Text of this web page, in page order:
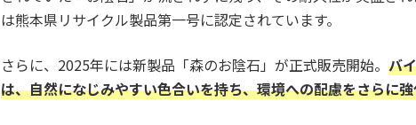
は熊本県リサイクル製品第一号に認定されています。
さらに、2025年には新製品「森のお陰石」が正式販売開始。 バ
は、自然になじみやすい色合いを持ち、環境への配慮をさらに